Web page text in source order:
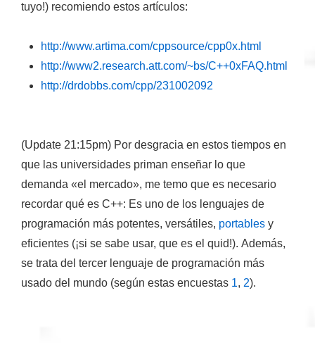
tuyo!) recomiendo estos artículos:
http://www.artima.com/cppsource/cpp0x.html
http://www2.research.att.com/~bs/C++0xFAQ.html
http://drdobbs.com/cpp/231002092
(Update 21:15pm) Por desgracia en estos tiempos en
que las universidades priman enseñar lo que
demanda «el mercado», me temo que es necesario
recordar qué es C++: Es uno de los lenguajes de
programación más potentes, versátiles, portables y
eficientes (¡si se sabe usar, que es el quid!). Además,
se trata del tercer lenguaje de programación más
usado del mundo (según estas encuestas 1, 2).